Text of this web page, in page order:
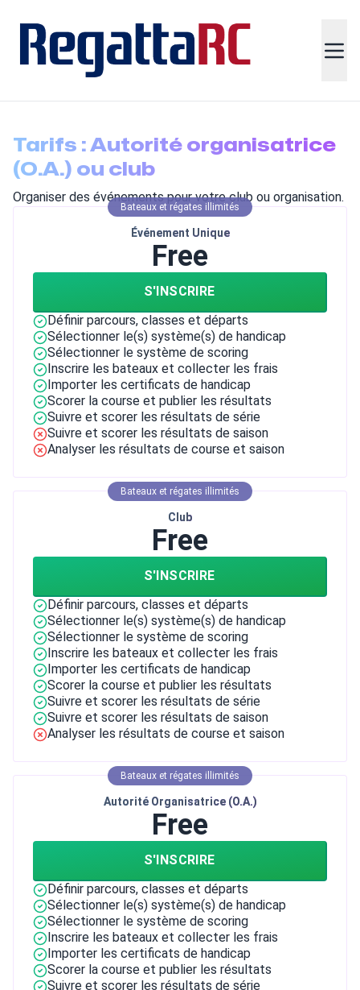
Tarifs : Autorité organisatrice
(O.A.) ou club
Organiser des événements pour votre club ou organisation.
Bateaux et régates illimités
Événement Unique
Free
S'INSCRIRE
Définir parcours, classes et départs
Sélectionner le(s) système(s) de handicap
Sélectionner le système de scoring
Inscrire les bateaux et collecter les frais
Importer les certificats de handicap
Scorer la course et publier les résultats
Suivre et scorer les résultats de série
Suivre et scorer les résultats de saison
Analyser les résultats de course et saison
Bateaux et régates illimités
Club
Free
S'INSCRIRE
Définir parcours, classes et départs
Sélectionner le(s) système(s) de handicap
Sélectionner le système de scoring
Inscrire les bateaux et collecter les frais
Importer les certificats de handicap
Scorer la course et publier les résultats
Suivre et scorer les résultats de série
Suivre et scorer les résultats de saison
Analyser les résultats de course et saison
Bateaux et régates illimités
Autorité Organisatrice (O.A.)
Free
S'INSCRIRE
Définir parcours, classes et départs
Sélectionner le(s) système(s) de handicap
Sélectionner le système de scoring
Inscrire les bateaux et collecter les frais
Importer les certificats de handicap
Scorer la course et publier les résultats
Suivre et scorer les résultats de série